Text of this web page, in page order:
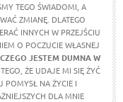
TEGO ŚWIADOMI, A
ZMIANĘ. DLATEGO
INNYCH W PRZEJŚCIU
O POCZUCIE WŁASNEJ
JESTEM DUMNA W
ŻE UDAJE MI SIĘ ŻYĆ
POMYSŁ NA ŻYCIE I
DLA MNIE